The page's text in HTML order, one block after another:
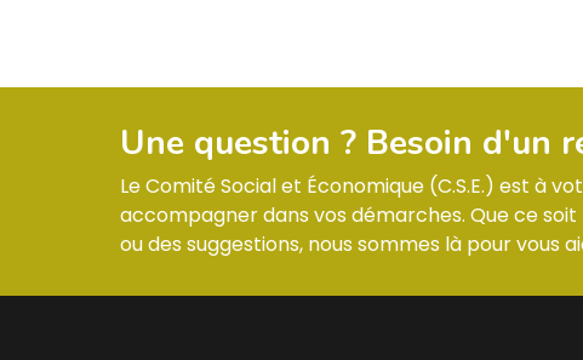
Une question ? Besoin d'un
Le Comité Social et Économique (C.S.E.) est à
accompagner dans vos démarches. Que ce
ou des suggestions, nous sommes là pour vous